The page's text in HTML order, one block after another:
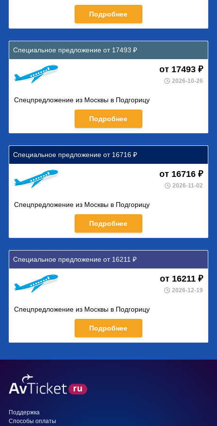
Подробнее
Специальное предложение от 17493 ₽
от 17493 ₽
2026-10-26
Спецпредложение из Москвы в Подгорицу
Подробнее
Специальное предложение от 16716 ₽
от 16716 ₽
2026-11-02
Спецпредложение из Москвы в Подгорицу
Подробнее
Специальное предложение от 16211 ₽
от 16211 ₽
2026-12-19
Спецпредложение из Москвы в Подгорицу
Подробнее
Поддержка
Способы оплаты